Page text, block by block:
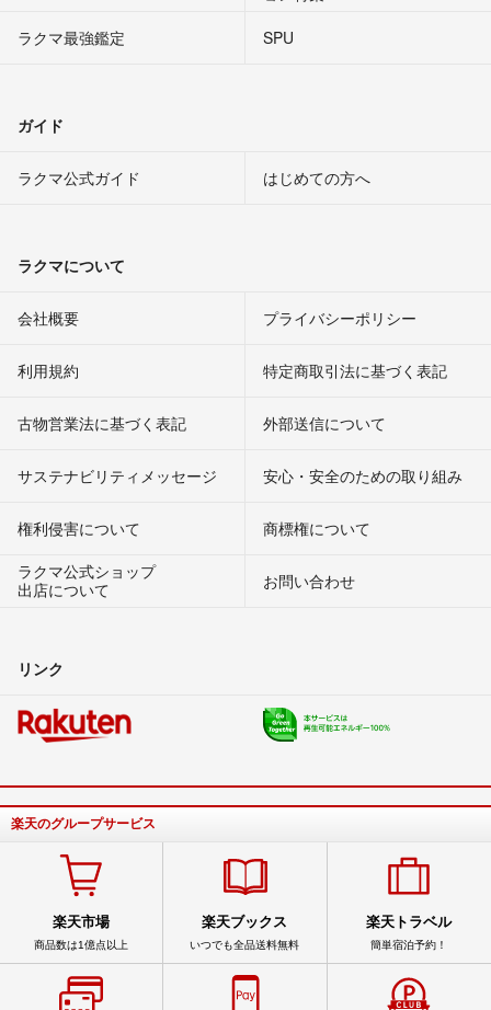
ラクマ最強鑑定
SPU
ガイド
ラクマ公式ガイド はじめての方へ
ラクマについて
会社概要 プライバシーポリシー
利用規約 特定商取引法に基づく表記
古物営業法に基づく表記 外部送信について
サステナビリティメッセージ 安心・安全のための取り組み
権利侵害について
商標権について
ラクマ公式ショップ
出店について
お問い合わせ
リンク
楽天のグループサービス
楽天市場
商品数は1億点以上
楽天ブックス
いつでも全品送料無料
楽天トラベル
簡単宿泊予約！